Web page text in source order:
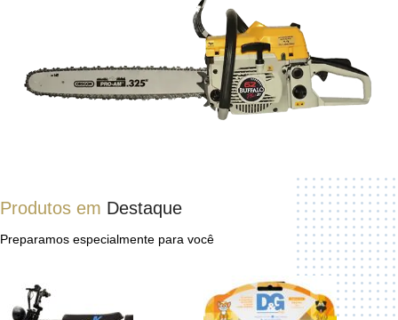
Produtos em Destaque
Preparamos especialmente para você